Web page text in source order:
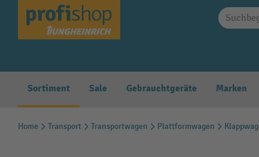
Zur Hauptnavigation springen
Sortiment Sale Gebrauchtgeräte Marken
Home Transport Transportwagen Plattformwagen